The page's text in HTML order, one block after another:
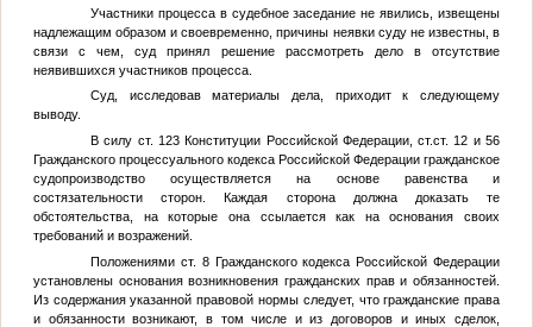
Участники процесса в судебное заседание не явились, извещены
надлежащим образом и своевременно, причины неявки суду не известны, в
связи с чем, суд принял решение рассмотреть дело в отсутствие
неявившихся участников процесса.
Суд, исследовав материалы дела, приходит к следующему
выводу.
В силу ст. 123 Конституции Российской Федерации, ст.ст. 12 и 56
Гражданского процессуального кодекса Российской Федерации гражданское
судопроизводство осуществляется на основе равенства и
состязательности сторон. Каждая сторона должна доказать те
обстоятельства, на которые она ссылается как на основания своих
требований и возражений.
Положениями ст. 8 Гражданского кодекса Российской Федерации
установлены основания возникновения гражданских прав и обязанностей.
Из содержания указанной правовой нормы следует, что гражданские права
и обязанности возникают, в том числе и из договоров и иных сделок,